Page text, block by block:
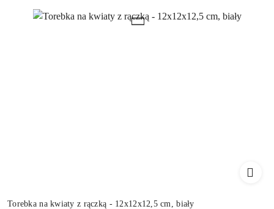
Torebka na kwiaty z rączką - 12x12x12,5 cm, biały